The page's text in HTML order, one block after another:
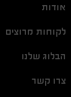
אודות
לקוחות מרוצים
הבלוג שלנו
צרו קשר